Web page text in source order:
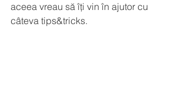
aceea vreau să îți vin în ajutor cu
câteva tips&tricks.